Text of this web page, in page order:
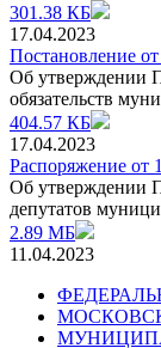
301.38 КБ
17.04.2023
Постановление
Об утверждении
обязательств
404.57 КБ
17.04.2023
Распоряжение
Об утверждении
депутатов
2.89 МБ
11.04.2023